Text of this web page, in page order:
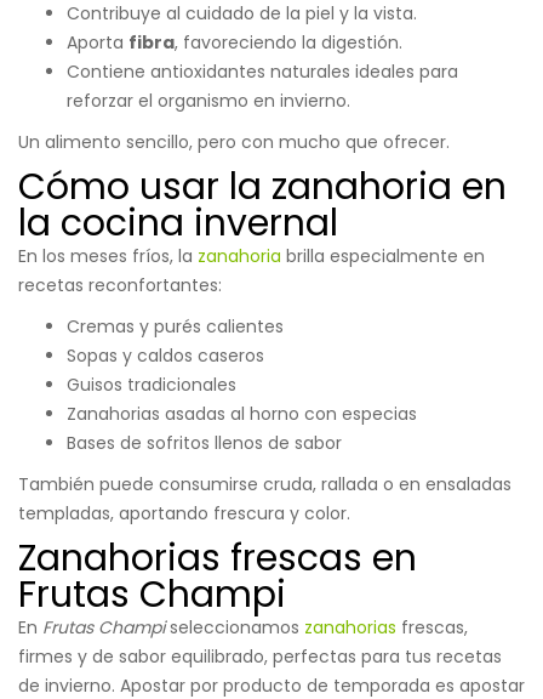
Contribuye al cuidado de la piel y la vista.
Aporta fibra, favoreciendo la digestión.
Contiene antioxidantes naturales ideales para
reforzar el organismo en invierno.
Un alimento sencillo, pero con mucho que ofrecer.
Cómo usar la zanahoria en
la cocina invernal
En los meses fríos, la zanahoria brilla especialmente en
recetas reconfortantes:
Cremas y purés calientes
Sopas y caldos caseros
Guisos tradicionales
Zanahorias asadas al horno con especias
Bases de sofritos llenos de sabor
También puede consumirse cruda, rallada o en ensaladas
templadas, aportando frescura y color.
Zanahorias frescas en
Frutas Champi
En Frutas Champiseleccionamos zanahorias frescas,
firmes y de sabor equilibrado, perfectas para tus recetas
de invierno. Apostar por producto de temporada es apostar